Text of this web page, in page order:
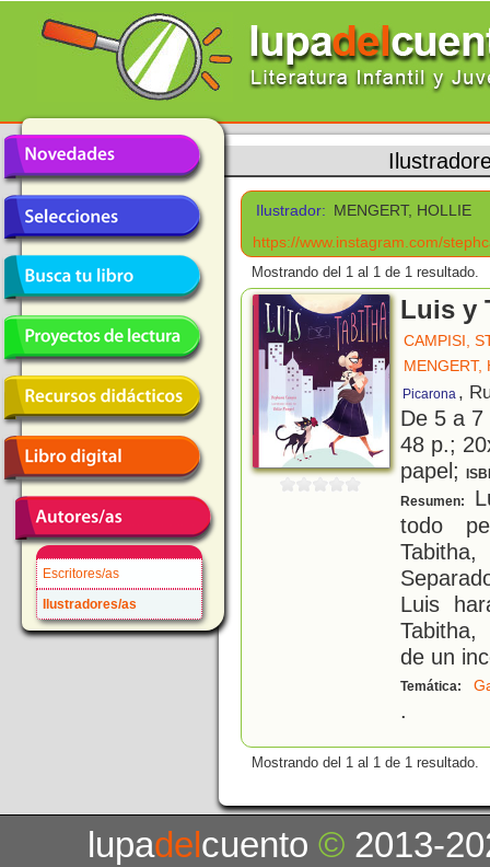
Escritores/as
Ilustradores/as
Ilustrador: MENGERT, HOLLIE
https://www.instagram.com/
Mostrando del 1 al 1 de 1 resultado.
Luis y
CAMPISI,
MENGERT,
Picarona ,
De 5 a
48 p.;
papel;
Resumen:
todo
Luis
de un
Temática:
.
Mostrando del 1 al 1 de 1 resultado.
lupadelcuento© 2013-